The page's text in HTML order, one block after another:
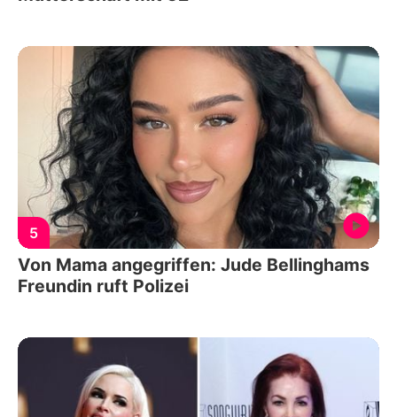
5
Von Mama angegriffen: Jude Bellinghams
Freundin ruft Polizei